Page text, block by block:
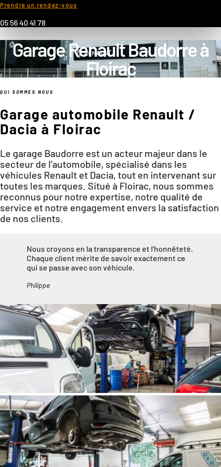
Prendre un rendez-vous
05 56 40 41 78
Garage Renault Baudorre à
Floirac
QUI SOMMES NOUS
Garage automobile Renault /
Dacia à Floirac
Le garage Baudorre est un acteur majeur dans le
secteur de l’automobile, spécialisé dans les
véhicules Renault et Dacia, tout en intervenant sur
toutes les marques. Situé à Floirac, nous sommes
reconnus pour notre expertise, notre qualité de
service et notre engagement envers la satisfaction
de nos clients.
Nous croyons en la transparence et l'honnêteté.
Chaque client mérite de savoir exactement ce
qui se passe avec son véhicule.
Philippe